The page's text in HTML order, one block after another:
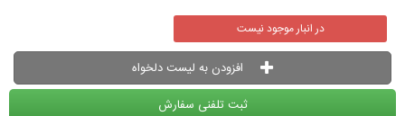
در انبار موجود نیست
افزودن به لیست دلخواه
ثبت تلفنی سفارش